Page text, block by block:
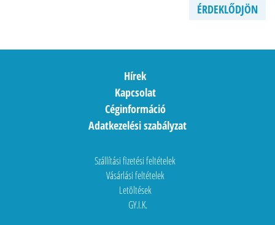
ÉRDEKLŐDJÖN
Hírek
Kapcsolat
Céginformáció
Adatkezelési szabályzat
Szállítási fizetési feltételek
Vásárlási feltételek
Letöltések
GY.I.K.